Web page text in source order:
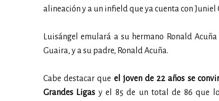
alineación y a un infield que ya cuenta con
Luisángel emulará a su hermano Ronald
Guaira, y a su padre, Ronald Acuña.
Cabe destacar que el joven de 22 años se
Grandes Ligas y el 85 de un total de 86 que lo